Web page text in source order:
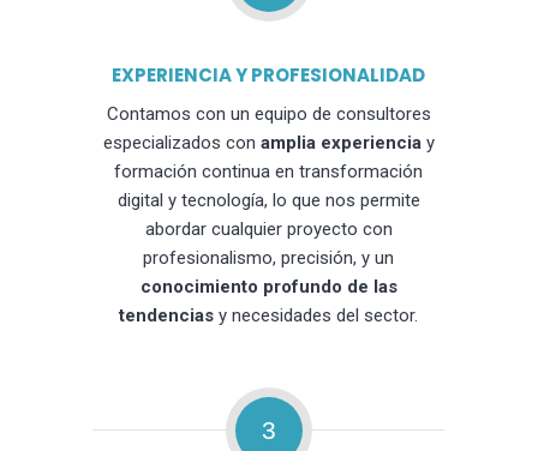
EXPERIENCIA Y PROFESIONALIDAD
Contamos con un equipo de consultores
especializados con amplia experienciay
formación continua en transformación
digital y tecnología, lo que nos permite
abordar cualquier proyecto con
profesionalismo, precisión, y un
conocimiento profundo de las
tendencias y necesidades del sector.
3